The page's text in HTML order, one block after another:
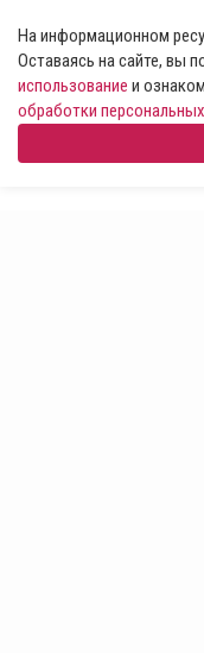
На информационном
Оставаясь на сайте, вы
использование и
обработки